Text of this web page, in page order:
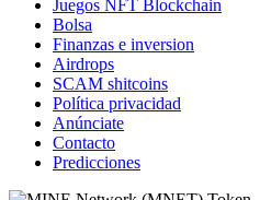
Juegos NFT Blockchain
Bolsa
Finanzas e inversion
Airdrops
SCAM shitcoins
Política privacidad
Anúnciate
Contacto
Predicciones